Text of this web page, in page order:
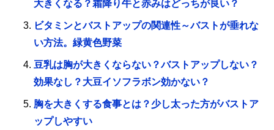
大きくなる？霜降り牛と赤みはどっちが良い？
ビタミンとバストアップの関連性～バストが垂れな
い方法。緑黄色野菜
豆乳は胸が大きくならない？バストアップしない？
効果なし？大豆イソフラボン効かない？
胸を大きくする食事とは？少し太った方がバストア
ップしやすい